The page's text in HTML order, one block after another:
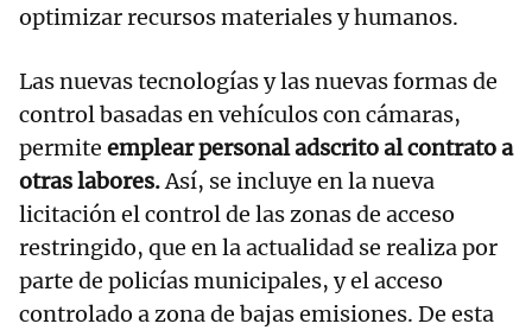
optimizar recursos materiales y humanos.
Las nuevas tecnologías y las nuevas formas de
control basadas en vehículos con cámaras,
permite emplear personal adscrito al contrato a
otras labores.Así, se incluye en la nueva
licitación el control de las zonas de acceso
restringido, que en la actualidad se realiza por
parte de policías municipales, y el acceso
controlado a zona de bajas emisiones. De esta